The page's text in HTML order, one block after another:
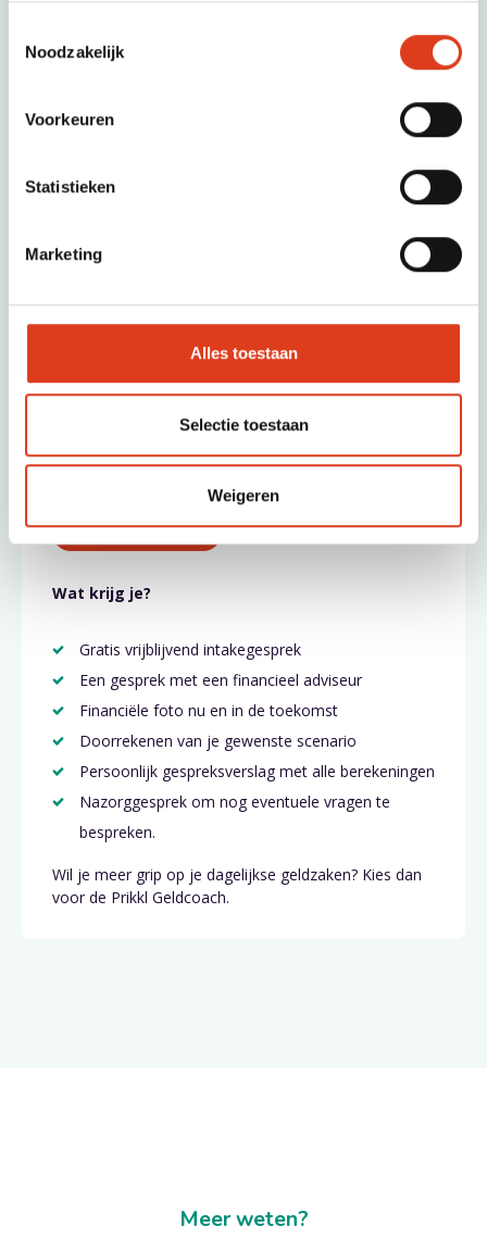
Noodzakelijk
Voorkeuren
Statistieken
Marketing
Alles toestaan
Selectie toestaan
Weigeren
Passende online opdrachten (4-8 in totaal) om
Begeleiding van coach voor vragen en/of
Klanttevredenheidsmeting
Wil je in detail inzicht krijgen in je financiële situatie en
scenario’s voor je loopbaan? Kies dan voor een Prikkl
Uitwerken specifieke loopbaankeuze
Plan een Financieel Inzicht
€ 375
Plan gratis intake
Wat krijg je?
Gratis vrijblijvend intakegesprek
Een gesprek met een financieel adviseur
Financiële foto nu en in de toekomst
Doorrekenen van je gewenste scenario
Persoonlijk gespreksverslag met alle berekeningen
Nazorggesprek om nog eventuele vragen te
bespreken.
Wil je meer grip op je dagelijkse geldzaken? Kies dan
voor de Prikkl Geldcoach.
Meer weten?